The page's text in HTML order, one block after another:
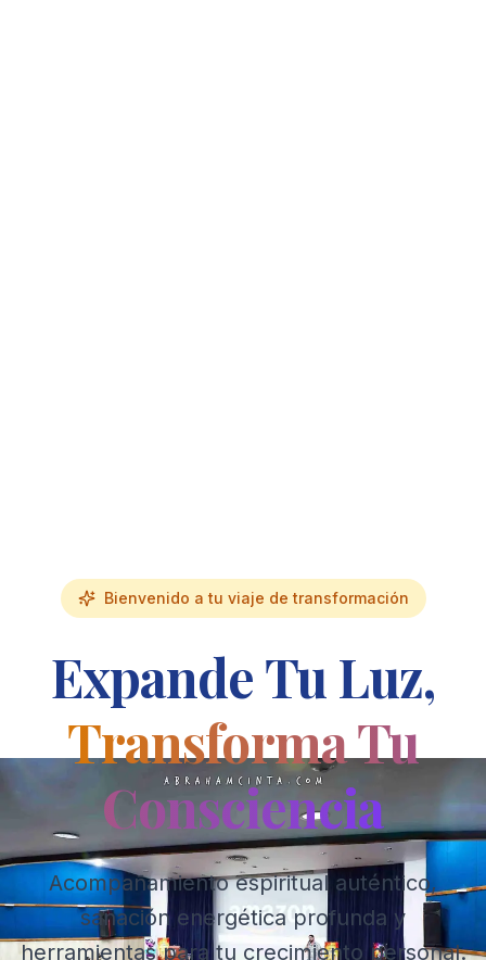
Bienvenido a tu viaje de transformación
Expande Tu Luz,
Transforma Tu
Consciencia
Acompañamiento espiritual auténtico,
sanación energética profunda y
herramientas para tu crecimiento personal.